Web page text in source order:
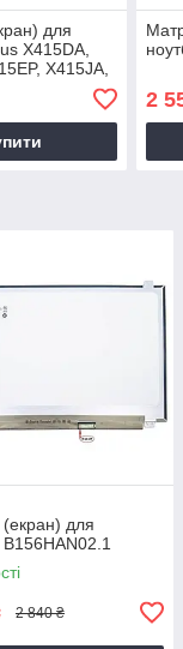
для
X415DA,
X415JA,
X415KA,
2
для
B156HAN02.1
2 840 ₴